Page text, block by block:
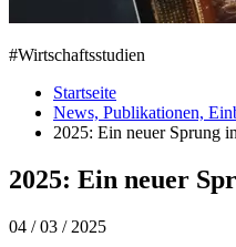
#Wirtschaftsstudien
Startseite
News, Publikationen,
2025: Ein neuer Sprung
2025: Ein neuer
04 / 03 / 2025